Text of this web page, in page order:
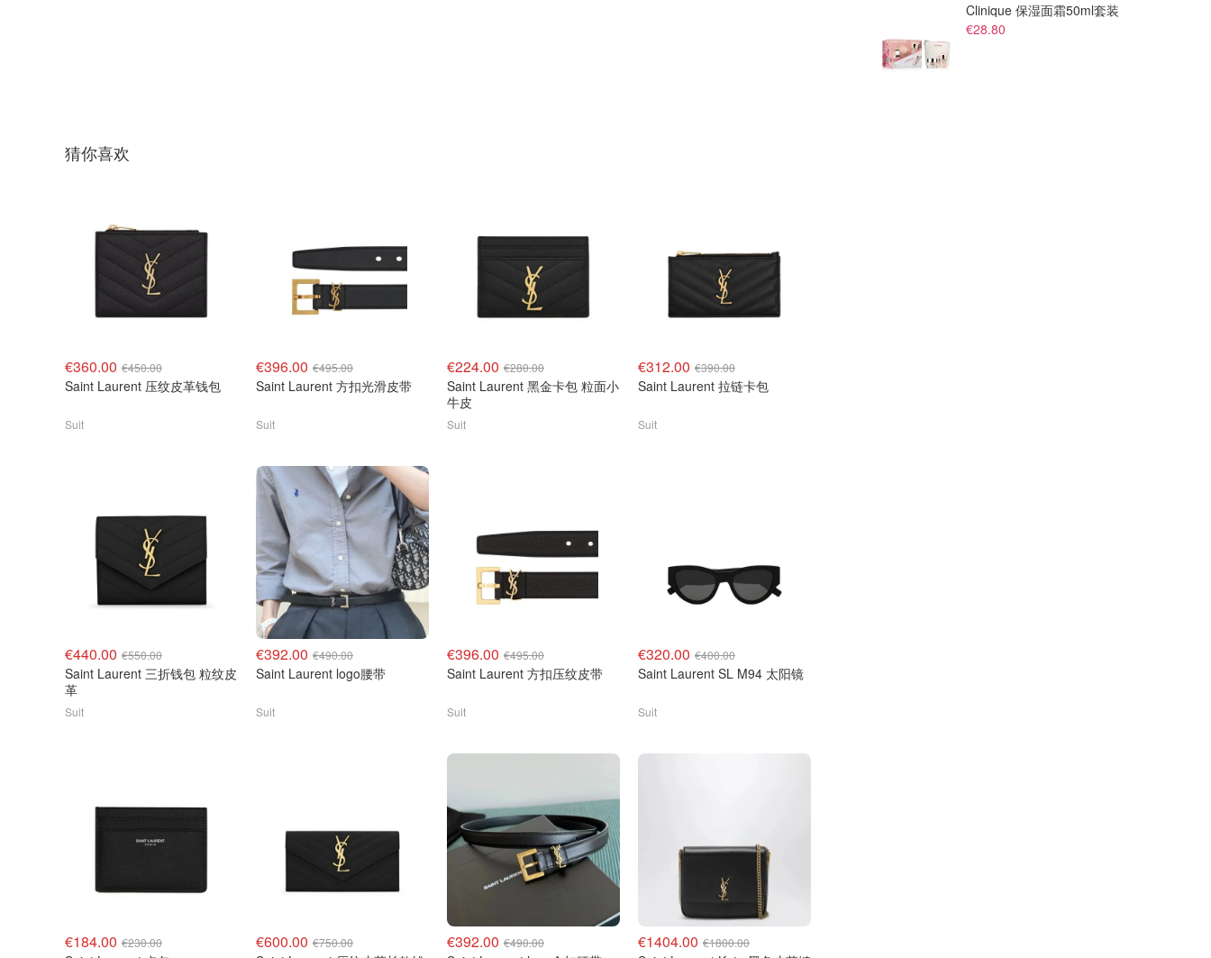
猜你喜欢
€360.00 €450.00
Saint Laurent 压纹皮革钱包
Suit
€396.00 €495.00
Saint Laurent 方扣光滑皮带
Suit
€224.00 €280.00
Saint Laurent 黑金卡包 粒面小
牛皮
Suit
€312.00 €390.00
Saint Laurent 拉链卡包
Suit
€440.00 €550.00
Saint Laurent 三折钱包 粒纹皮
革
Suit
€392.00 €490.00
Saint Laurent logo腰带
Suit
€396.00 €495.00
Saint Laurent 方扣压纹皮带
Suit
€320.00 €400.00
Saint Laurent SL M94 太阳镜
Suit
€184.00 €230.00 €600.00 €750.00 €392.00 €490.00 €1404.00 €1800.00
Clinique 保湿面霜50ml套装
€28.80